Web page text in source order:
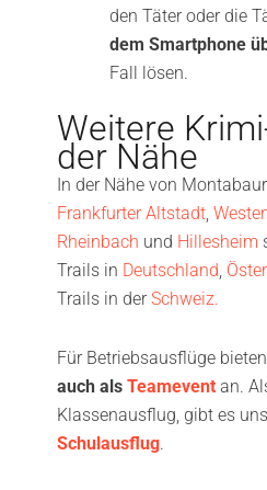
den Täter oder die
dem Smartphone
Fall lösen.
Weitere
der Nähe
In der Nähe von
Frankfurter Altstadt,
Rheinbach und Hillesheim
Trails in Deutschland,
Trails in derSchweiz.
Für Betriebsausflüge
auch als Teamevent an.
Klassenausflug, gibt es
Schulausflug.